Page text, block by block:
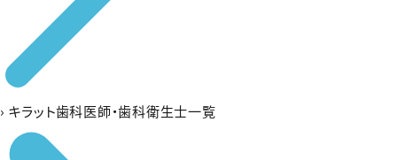
› キラット歯科医師・歯科衛生士一覧